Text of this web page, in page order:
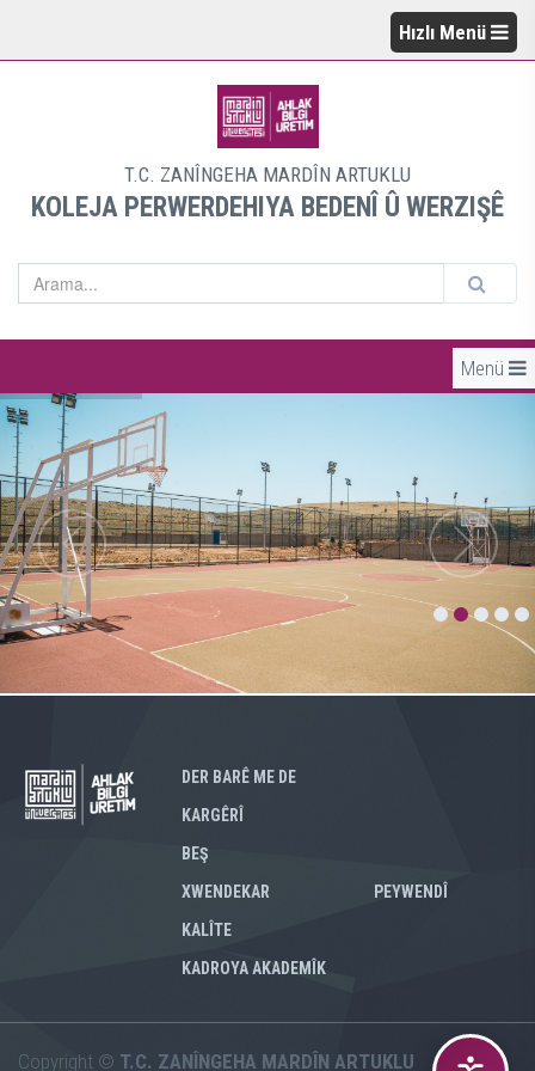
Hızlı Menü
T.C. ZANÎNGEHA MARDÎN ARTUKLU
KOLEJA PERWERDEHIYA BEDENÎ Û WERZIŞÊ
Menü
DER BARÊ ME DE
KARGÊRÎ
BEŞ
XWENDEKAR
KALÎTE
KADROYA AKADEMÎK
PEYWENDÎ
Copyright © T.C. ZANÎNGEHA MARDÎN ARTUKLU